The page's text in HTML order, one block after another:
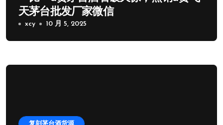
天茅台批发厂家微信
xcy 10 月 5, 2025
复刻茅台酒货源